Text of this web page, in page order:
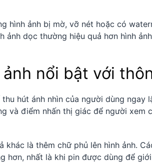
hình ảnh bị mờ, vỡ nét hoặc có
ảnh dọc thường hiệu quả hơn hình
ảnh nổi bật với
thu hút ánh nhìn của người dùng
và điểm nhấn thị giác để người xem
khác là thêm chữ phủ lên hình ảnh.
hơn, nhất là khi pin được dùng để